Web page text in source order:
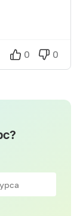
0 0